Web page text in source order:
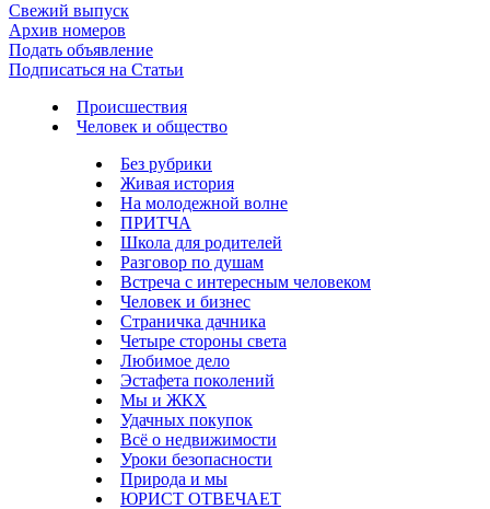
Свежий выпуск
Архив номеров
Подать объявление
Подписаться на Статьи
Происшествия
Человек и общество
Без рубрики
Живая история
На молодежной волне
ПРИТЧА
Школа для родителей
Разговор по душам
Встреча с интересным человеком
Человек и бизнес
Страничка дачника
Четыре стороны света
Любимое дело
Эстафета поколений
Мы и ЖКХ
Удачных покупок
Всё о недвижимости
Уроки безопасности
Природа и мы
ЮРИСТ ОТВЕЧАЕТ